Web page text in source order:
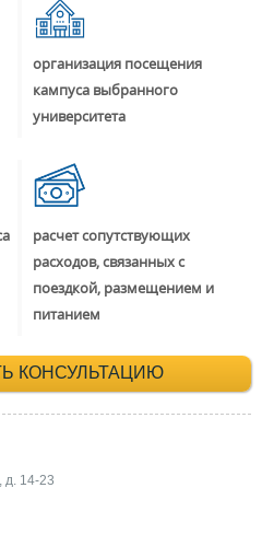
организация посещения
кампуса выбранного
университета
расчет сопутствующих
расходов, связанных с
поездкой, размещением и
питанием
КОНСУЛЬТАЦИЮ
+7 (495) 660-35-
д. 14-23